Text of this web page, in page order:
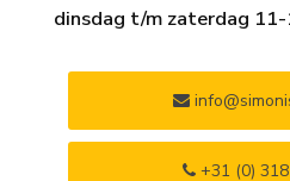
dinsdag t/m zaterdag
+31 (0)